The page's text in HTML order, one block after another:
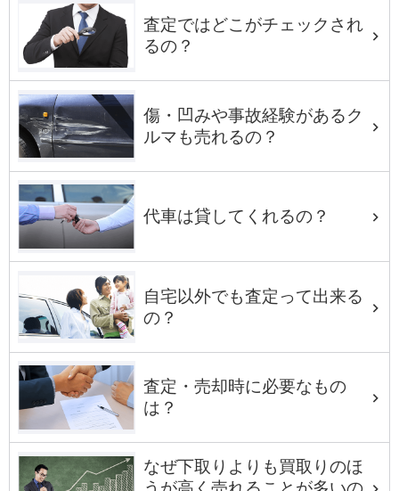
査定ではどこがチェックされ
るの？
傷・凹みや事故経験があるク
ルマも売れるの？
代車は貸してくれるの？
自宅以外でも査定って出来る
の？
査定・売却時に必要なもの
は？
なぜ下取りよりも買取りのほ